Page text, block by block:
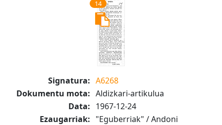
14
Signatura: A6268
Dokumentu mota: Aldizkari-artikulua
Data: 1967-12-24
Ezaugarriak: "Eguberriak" / Andoni